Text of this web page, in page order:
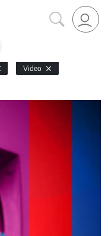
Video